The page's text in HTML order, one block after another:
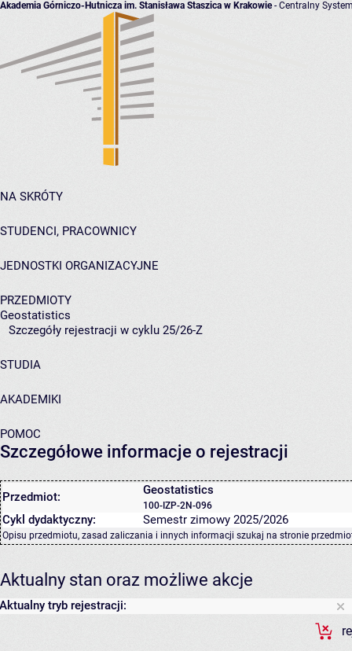
Akademia Górniczo-Hutnicza im. Stanisława Staszica w Krakowie- Centralny
NA SKRÓTY
STUDENCI, PRACOWNICY
JEDNOSTKI ORGANIZACYJNE
PRZEDMIOTY
Geostatistics
Szczegóły rejestracji w cyklu 25/26-Z
STUDIA
AKADEMIKI
POMOC
Szczegółowe informacje o rejestracji
Przedmiot: Geostatistics
100-IZP-2N-096
Cykl dydaktyczny: Semestr zimowy 2025/2026
Opisu przedmiotu, zasad zaliczania i innych informacji szukaj na stronie
Aktualny stan oraz możliwe akcje
Aktualny tryb rejestracji: